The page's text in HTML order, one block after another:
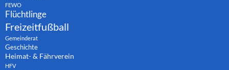
FEWO
Flüchtlinge
Freizeitfußball
Gemeinderat
Geschichte
Heimat- & Fährverein
HFV